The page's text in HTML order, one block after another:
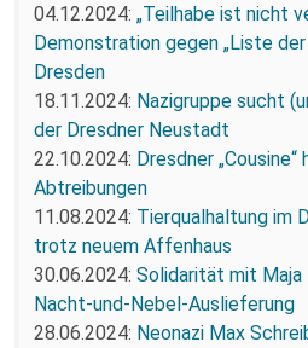
04.12.2024: „Teilhabe ist nicht
Demonstration gegen „Liste der
Dresden
18.11.2024: Nazigruppe sucht
der Dresdner Neustadt
22.10.2024: Dresdner
Abtreibungen
11.08.2024: Tierqualhaltung im
trotz neuem Affenhaus
30.06.2024: Solidarität mit
Nacht-und-Nebel-Auslieferung
28.06.2024: Neonazi Max